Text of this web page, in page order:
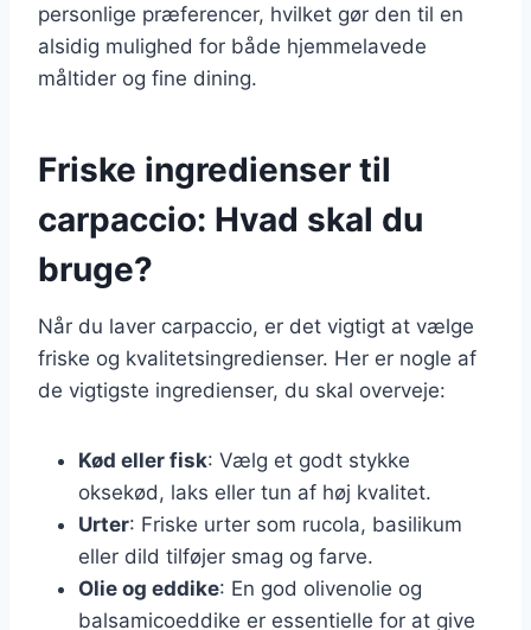
personlige præferencer, hvilket gør den til en
alsidig mulighed for både hjemmelavede
måltider og fine dining.
Friske ingredienser til
carpaccio: Hvad skal du
bruge?
Når du laver carpaccio, er det vigtigt at vælge
friske og kvalitetsingredienser. Her er nogle af
de vigtigste ingredienser, du skal overveje:
Kød eller fisk: Vælg et godt stykke
oksekød, laks eller tun af høj kvalitet.
Urter: Friske urter som rucola, basilikum
eller dild tilføjer smag og farve.
Olie og eddike: En god olivenolie og
balsamicoeddike er essentielle for at give